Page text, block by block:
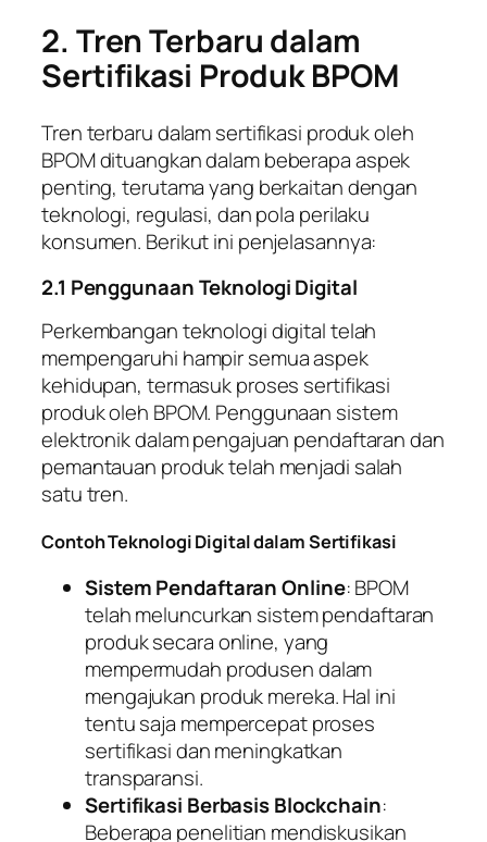
2. Tren Terbaru dalam
Sertifikasi Produk BPOM
Tren terbaru dalam sertifikasi produk oleh
BPOM dituangkan dalam beberapa aspek
penting, terutama yang berkaitan dengan
teknologi, regulasi, dan pola perilaku
konsumen. Berikut ini penjelasannya:
2.1 Penggunaan Teknologi Digital
Perkembangan teknologi digital telah
mempengaruhi hampir semua aspek
kehidupan, termasuk proses sertifikasi
produk oleh BPOM. Penggunaan sistem
elektronik dalam pengajuan pendaftaran dan
pemantauan produk telah menjadi salah
satu tren.
Contoh Teknologi Digital dalam Sertifikasi
Sistem Pendaftaran Online: BPOM
telah meluncurkan sistem pendaftaran
produk secara online, yang
mempermudah produsen dalam
mengajukan produk mereka. Hal ini
tentu saja mempercepat proses
sertifikasi dan meningkatkan
transparansi.
Sertifikasi Berbasis Blockchain:
Beberapa penelitian mendiskusikan